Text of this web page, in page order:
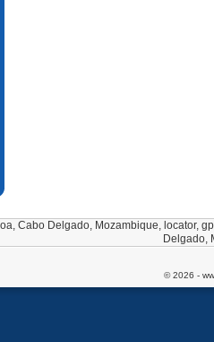
Cabo Delgado, Mozambique, locator,
Delgado,
© 2026 -